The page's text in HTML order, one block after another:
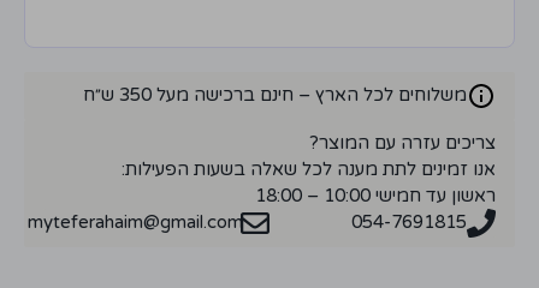
משלוחים לכל הארץ – חינם ברכישה מעל 350 ש״ח
צריכים עזרה עם המוצר?
אנו זמינים לתת מענה לכל שאלה בשעות הפעילות:
ראשון עד חמישי 10:00 – 18:00
054-7691815
myteferahaim@gmail.com